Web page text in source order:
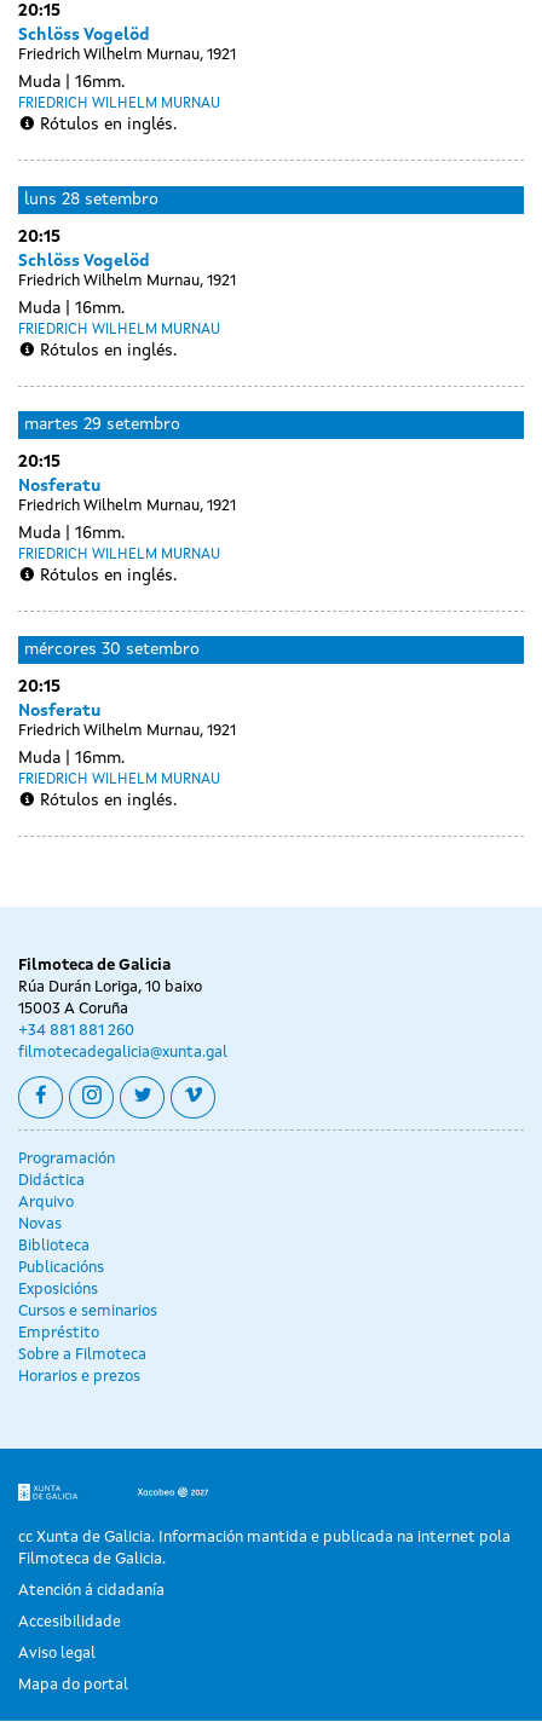
20:15
Schlöss Vogelöd
Friedrich Wilhelm Murnau, 1921
Muda 16mm.
FRIEDRICH WILHELM MURNAU
Rótulos en inglés.
sábado
setembro
Day
without
sessions
luns 28 setembro
20:15
Schlöss Vogelöd
Friedrich Wilhelm Murnau, 1921
Muda 16mm.
FRIEDRICH WILHELM MURNAU
Rótulos en inglés.
martes 29 setembro
20:15
Nosferatu
Friedrich Wilhelm Murnau, 1921
Muda 16mm.
FRIEDRICH WILHELM MURNAU
Rótulos en inglés.
mércores 30 setembro
20:15
Nosferatu
Friedrich Wilhelm Murnau, 1921
Muda 16mm.
FRIEDRICH WILHELM MURNAU
Rótulos en inglés.
Filmoteca de Galicia
Rúa Durán Loriga, 10 baixo
15003 A Coruña
+34 881 881 260
filmotecadegalicia@xunta.gal
facebookinstagram
twittervimeo
Programación
Didáctica
Arquivo
Novas
Biblioteca
Publicacións
Exposicións
Cursos e seminarios
Empréstito
Sobre a Filmoteca
Horarios e prezos
cc Xunta de Galicia. Información mantida e publicada na internet pola
Filmoteca de Galicia.
Atención á cidadanía
Accesibilidade
Aviso legal
Mapa do portal